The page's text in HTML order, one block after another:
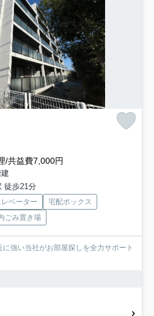
/共益費7,000円
徒歩21分
レベーター
宅配ボックス
ごみ置き場
強い当社がお部屋探しを全力サポート